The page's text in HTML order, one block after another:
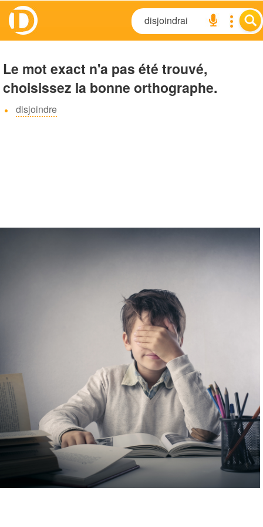
Le mot exact n'a pas été trouvé,
choisissez la bonne orthographe.
disjoindre